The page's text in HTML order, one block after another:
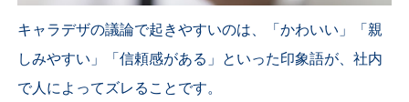
キャラデザの議論で起きやすいのは、「かわいい」「親
しみやすい」「信頼感がある」といった印象語が、社内
で人によってズレることです。